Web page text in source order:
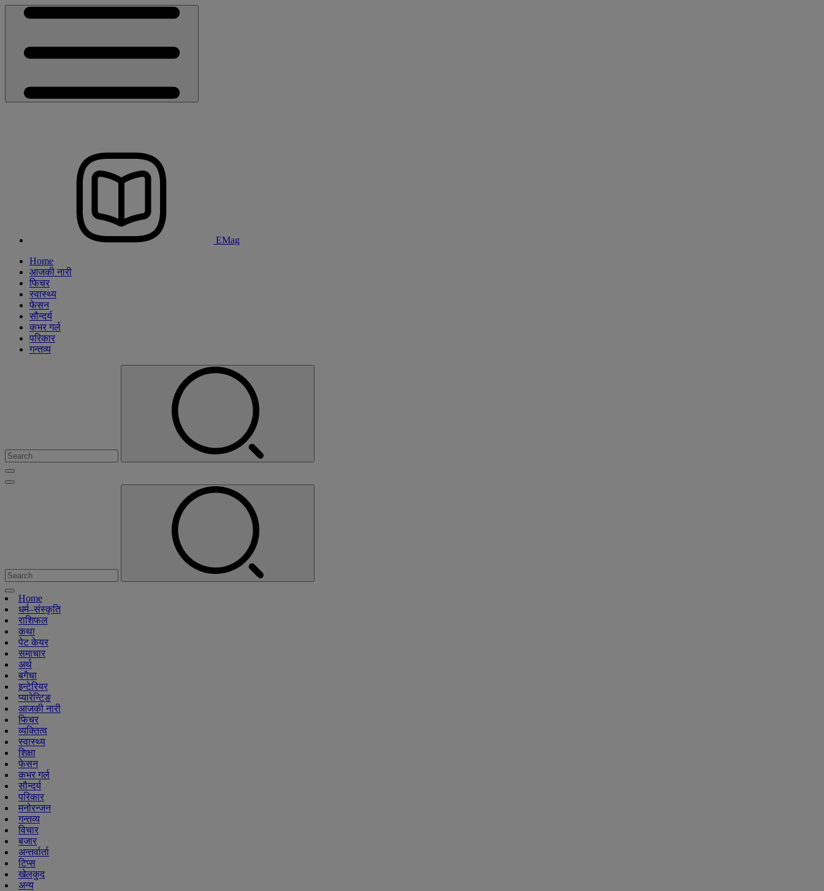
EMag
Home
आजकी नारी
फिचर
स्वास्थ्य
फेसन
सौन्दर्य
कभर गर्ल
परिकार
गन्तव्य
Home
धर्म–संस्कृति
राशिफल
कथा
पेट केयर
समाचार
अर्थ
बगैचा
इन्टेरियर
प्यारेन्टिङ
आजकी नारी
फिचर
व्यक्तित्व
स्वास्थ्य
शिक्षा
फेसन
कभर गर्ल
सौन्दर्य
परिकार
मनोरन्जन
गन्तव्य
विचार
बजार
अन्तर्वार्ता
टिप्स
खेलकुद
अन्य